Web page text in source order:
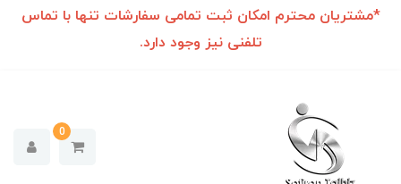
*مشتریان محترم امکان ثبت تمامی سفارشات تنها با تماس
تلفنی نیز وجود دارد.
0